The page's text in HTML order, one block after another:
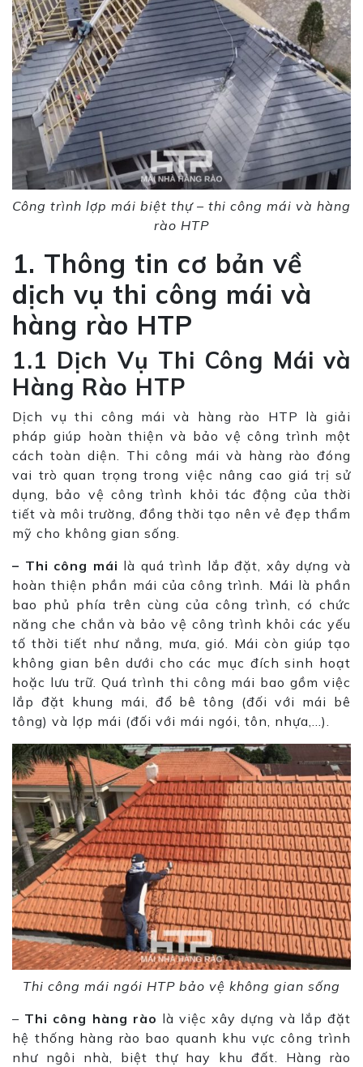
Công trình lợp mái biệt thự – thi công mái và hàng
rào HTP
1. Thông tin cơ bản về
dịch vụ thi công mái và
hàng rào HTP
1.1 Dịch Vụ Thi Công Mái và
Hàng Rào HTP
Dịch vụ thi công mái và hàng rào HTP là giải
pháp giúp hoàn thiện và bảo vệ công trình một
cách toàn diện. Thi công mái và hàng rào đóng
vai trò quan trọng trong việc nâng cao giá trị sử
dụng, bảo vệ công trình khỏi tác động của thời
tiết và môi trường, đồng thời tạo nên vẻ đẹp thẩm
mỹ cho không gian sống.
– Thi công mái là quá trình lắp đặt, xây dựng và
hoàn thiện phần mái của công trình. Mái là phần
bao phủ phía trên cùng của công trình, có chức
năng che chắn và bảo vệ công trình khỏi các yếu
tố thời tiết như nắng, mưa, gió. Mái còn giúp tạo
không gian bên dưới cho các mục đích sinh hoạt
hoặc lưu trữ. Quá trình thi công mái bao gồm việc
lắp đặt khung mái, đổ bê tông (đối với mái bê
tông) và lợp mái (đối với mái ngói, tôn, nhựa,…).
Thi công mái ngói HTP bảo vệ không gian sống
– Thi công hàng rào là việc xây dựng và lắp đặt
hệ thống hàng rào bao quanh khu vực công trình
như ngôi nhà, biệt thự hay khu đất. Hàng rào